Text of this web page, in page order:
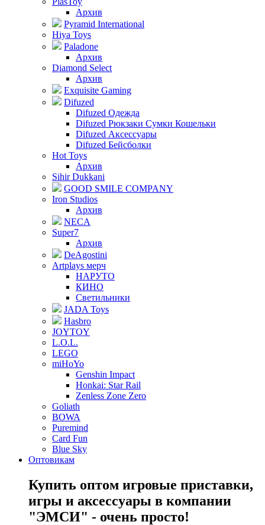
Архив
Pyramid International
Hiya Toys
Paladone
Архив
Diamond Select
Архив
Exquisite Gaming
Difuzed
Difuzed Одежда
Difuzed Рюкзаки Сумки Кошельки
Difuzed Аксессуары
Difuzed Бейсболки
Hot Toys
Архив
Sihir Dukkani
GOOD SMILE COMPANY
Iron Studios
Архив
NECA
Super7
Архив
DeAgostini
Artplays мерч
НАРУТО
КИНО
Светильники
JADA Toys
Hasbro
JOYTOY
L.O.L.
LEGO
miHoYo
Genshin Impact
Honkai: Star Rail
Zenless Zone Zero
Goliath
BOWA
Puremind
Card Fun
Blue Sky
Оптовикам
Купить оптом игровые приставки,
игры и аксессуары в компании
"ЭМСИ" - очень просто!